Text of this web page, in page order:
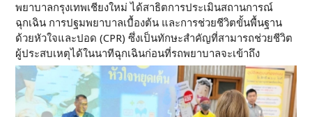
พยาบาลกรุงเทพเชียงใหม่ ได้สาธิตการประเมินสถานการณ์
ฉุกเฉิน การปฐมพยาบาลเบื้องต้น และการช่วยชีวิตขั้นพื้นฐาน
ด้วยหัวใจและปอด (CPR) ซึ่งเป็นทักษะสำคัญที่สามารถช่วยชีวิต
ผู้ประสบเหตุได้ในนาทีฉุกเฉินก่อนที่รถพยาบาลจะเข้าถึง